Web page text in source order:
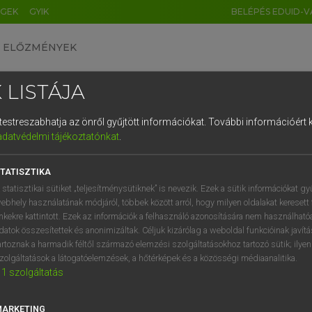
GYIK BELÉPÉS EDUID-
ELŐZMÉNYEK
angol szótár
fn társadalmi törtető
climberkeresése szótárainkban
LISTÁJA
az önről gyűjtött információkat. További információért
tájékoztatónkat.
statisztikai sütiket „teljesítménysütiknek” is nevezik. Ezek a sütik információkat
használatának módjáról, többek között arról, hogy milyen oldalakat keresett
kattintott. Ezek az információk a felhasználó azonosítására nem
összesítettek és anonimizáltak. Céljuk kizárólag a weboldal funkcióinak
a harmadik féltől származó elemzési szolgáltatásokhoz tartozó sütik;
a látogatóelemzések, a hőtérképek és a közösségi médiaanalitika.
1 szolgáltatás
DE CN FR ES IT NL
1 2 3 4 5 6 7 8 9
q w e r t z u i
a s d f g h j k l é
í y x c v b n m , .